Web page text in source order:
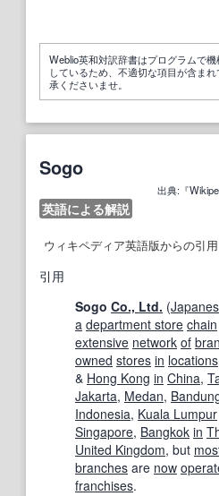
Weblio英和対訳辞書はプログラムで
しているため、不適切な項目が含ま
承くださいませ。
Sogo
出典:『
英語による解説
ウィキペディア英語版からの引用
引用
Sogo Co., Ltd. (
a department store chain
extensive network of
owned stores in locations
& Hong Kong in China,
Jakarta, Medan,
Indonesia, Kuala Lumpur
Singapore, Bangkok in
United Kingdom, but
branches are now
franchises.